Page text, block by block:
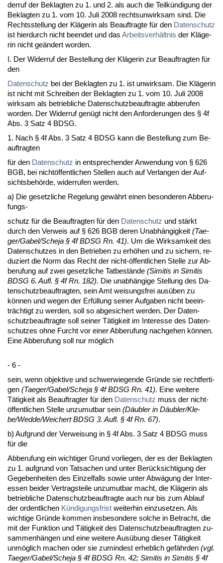
der­ruf der Be­klag­ten zu 1. und 2. als auch die Teilkündi­gung der
Be­klag­ten zu 1. vom 10. Ju­li 2008 rechts­un­wirk­sam sind. Die
Rechts­stel­lung der Kläge­rin als Be­auf­trag­te für den Da­ten­schutz
ist hier­durch nicht be­en­det und das Ar­beits­verhält­nis der Kläge­
rin nicht geändert wor­den.
I. Der Wi­der­ruf der Be­stel­lung der Kläge­rin zur Be­auf­trag­ten für
den
Da­ten­schutz bei der Be­klag­ten zu 1. ist un­wirk­sam. Die Kläge­rin
ist nicht mit Schrei­ben der Be­klag­ten zu 1. vom 10. Ju­li 2008
wirk­sam als be­trieb­li­che Da­ten­schutz­be­auf­trag­te ab­be­ru­fen
wor­den. Der Wi­der­ruf genügt nicht den An­for­de­run­gen des § 4f
Abs. 3 Satz 4 BDSG.
1. Nach § 4f Abs. 3 Satz 4 BDSG kann die Be­stel­lung zum Be­
auf­trag­ten
für den Da­ten­schutz in ent­spre­chen­der An­wen­dung von § 626
BGB, bei nichtöffent­li­chen Stel­len auch auf Ver­lan­gen der Auf­
sichts­behörde, wi­der­ru­fen wer­den.
a) Die ge­setz­li­che Re­ge­lung gewährt ei­nen be­son­de­ren Ab­be­ru­
fungs-
schutz für die Be­auf­trag­ten für den Da­ten­schutz und stärkt
durch den Ver­weis auf § 626 BGB de­ren Un­abhängig­keit (Ta­e­
ger/Ga­bel/Sche­ja § 4f BDSG Rn. 41). Um die Wirk­sam­keit des
Da­ten­schut­zes in den Be­trie­ben zu erhöhen und zu si­chern, re­
du­ziert die Norm das Recht der nicht-öffent­li­chen Stel­le zur Ab­
be­ru­fung auf zwei ge­setz­li­che Tat­bestände (Si­mi­tis in Si­mi­tis
BDSG 6. Aufl. § 4f Rn. 182). Die un­abhängi­ge Stel­lung des Da­
ten­schutz­be­auf­trag­ten, sein Amt wei­sungs­frei ausüben zu
können und we­gen der Erfüllung sei­ner Auf­ga­ben nicht be­ein­
träch­tigt zu wer­den, soll so ab­ge­si­chert wer­den. Der Da­ten­
schutz­be­auf­trag­te soll sei­ner Tätig­keit im In­ter­es­se des Da­ten­
schut­zes oh­ne Furcht vor ei­ner Ab­be­ru­fung nach­ge­hen können.
Ei­ne Ab­be­ru­fung soll nur möglich
- 6 -
sein, wenn ob­jek­ti­ve und schwer­wie­gen­de Gründe sie recht­fer­ti­
gen (Ta­e­ger/Ga­bel/Sche­ja § 4f BDSG Rn. 41). Ei­ne wei­te­re
Tätig­keit als Be­auf­trag­ter für den Da­ten­schutz muss der nicht-
öffent­li­chen Stel­le un­zu­mut­bar sein (Däubler in Däubler/Kle­
be/Wed­de/Wei­chert BDSG 3. Aufl. § 4f Rn. 67).
b) Auf­grund der Ver­wei­sung in § 4f Abs. 3 Satz 4 BDSG muss
für die
Ab­be­ru­fung ein wich­ti­ger Grund vor­lie­gen, der es der Be­klag­ten
zu 1. auf­grund von Tat­sa­chen und un­ter Berück­sich­ti­gung der
Ge­ge­ben­hei­ten des Ein­zel­falls so­wie un­ter Abwägung der In­ter­
es­sen bei­der Ver­trags­tei­le un­zu­mut­bar macht, die Kläge­rin als
be­trieb­li­che Da­ten­schutz­be­auf­trag­te auch nur bis zum Ab­lauf
der or­dent­li­chen Kündi­gungs­frist wei­ter­hin ein­zu­set­zen. Als
wich­ti­ge Gründe kom­men ins­be­son­de­re sol­che in Be­tracht, die
mit der Funk­ti­on und Tätig­keit des Da­ten­schutz­be­auf­trag­ten zu­
sam­menhängen und ei­ne wei­te­re Ausübung die­ser Tätig­keit
unmöglich ma­chen oder sie zu­min­dest er­heb­lich gefähr­den (vgl.
Ta­e­ger/Ga­bel/Sche­ja § 4f BDSG Rn. 42; Si­mi­tis in Si­mi­tis § 4f